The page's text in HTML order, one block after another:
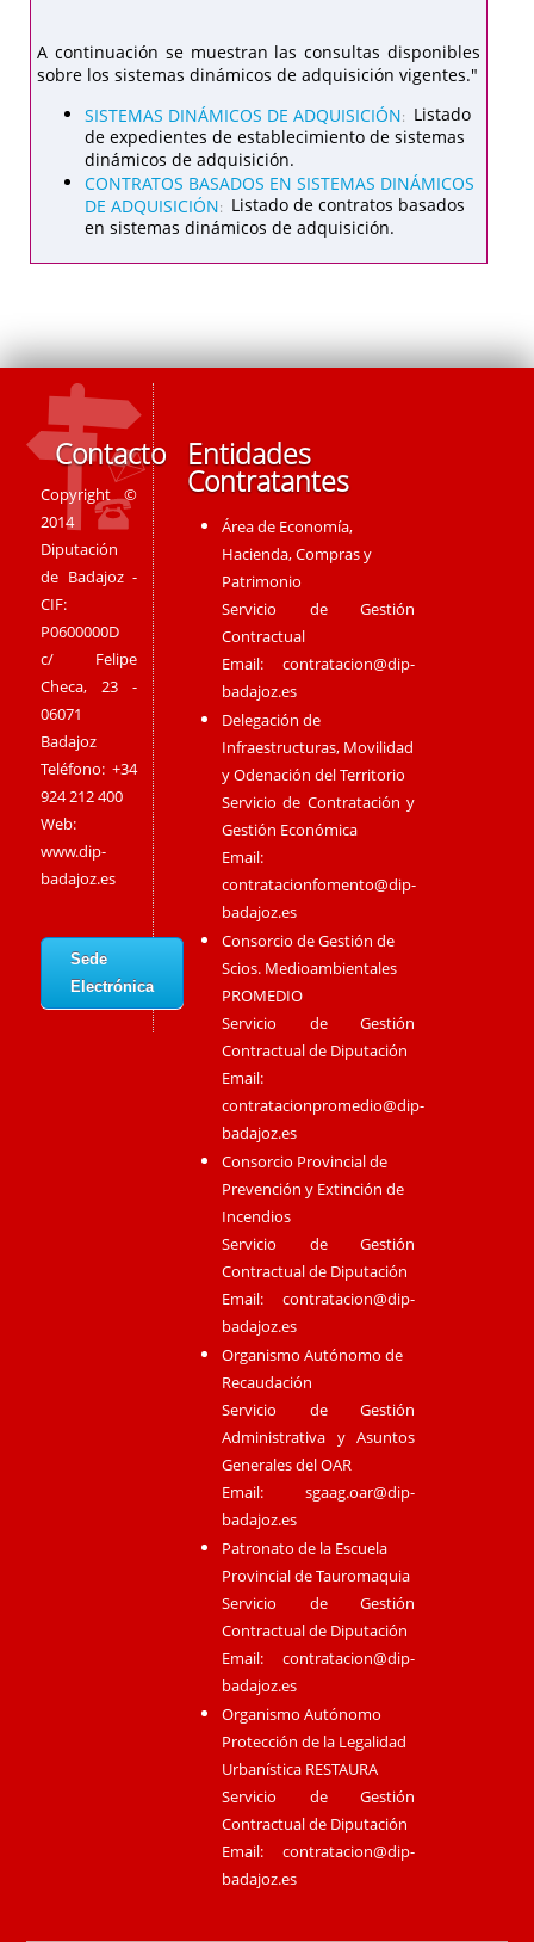
A continuación se muestran las consultas disponibles
sobre los sistemas dinámicos de adquisición vigentes."
SISTEMAS DINÁMICOS DE ADQUISICIÓN: Listado
de expedientes de establecimiento de sistemas
dinámicos de adquisición.
CONTRATOS BASADOS EN SISTEMAS DINÁMICOS
DE ADQUISICIÓN: Listado de contratos basados
en sistemas dinámicos de adquisición.
Contacto
Copyright ©
2014
Diputación
de Badajoz -
CIF:
P0600000D
c/ Felipe
Checa, 23 -
06071
Badajoz
Teléfono: +34
924 212 400
Web:
www.dip-
badajoz.es
Sede
Electrónica
Entidades
Contratantes
Área de Economía,
Hacienda, Compras y
Patrimonio
Servicio de Gestión
Contractual
Email:contratacion@dip-
badajoz.es
Delegación de
Infraestructuras, Movilidad
y Odenación del Territorio
Servicio de Contratación y
Gestión Económica
Email:
contratacionfomento@dip-
badajoz.es
Consorcio de Gestión de
Scios. Medioambientales
PROMEDIO
Servicio de Gestión
Contractual de Diputación
Email:
contratacionpromedio@dip-
badajoz.es
Consorcio Provincial de
Prevención y Extinción de
Incendios
Servicio de Gestión
Contractual de Diputación
Email:contratacion@dip-
badajoz.es
Organismo Autónomo de
Recaudación
Servicio de Gestión
Administrativa y Asuntos
Generales del OAR
Email:sgaag.oar@dip-
badajoz.es
Patronato de la Escuela
Provincial de Tauromaquia
Servicio de Gestión
Contractual de Diputación
Email:contratacion@dip-
badajoz.es
Organismo Autónomo
Protección de la Legalidad
Urbanística RESTAURA
Servicio de Gestión
Contractual de Diputación
Email:contratacion@dip-
badajoz.es